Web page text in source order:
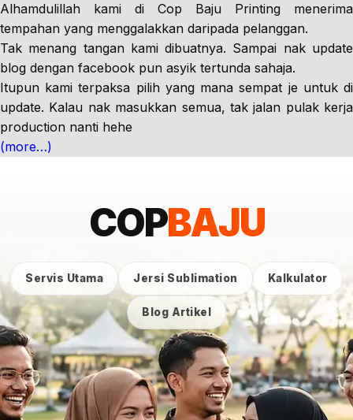
Alhamdulillah kami di Cop Baju Printing menerima
tempahan yang menggalakkan daripada pelanggan.
Tak menang tangan kami dibuatnya. Sampai nak update
blog dengan facebook pun asyik tertunda sahaja.
Itupun kami terpaksa pilih yang mana sempat je untuk di
update. Kalau nak masukkan semua, tak jalan pulak kerja
production nanti hehe
(more…)
COPBAJU
Servis Utama Jersi Sublimation Kalkulator
Blog Artikel